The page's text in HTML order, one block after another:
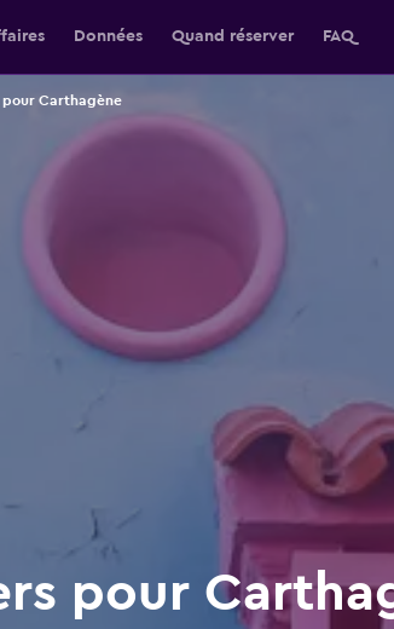
Données Quand réserver FAQ
pour Carthagène
pour